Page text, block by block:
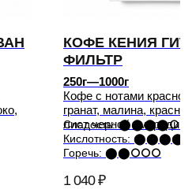
КОФЕ КЕНИЯ
ФИЛЬТР
250г—1000г
Кофе с нотами красное
гранат, малина,
лист черной смородины
Сладость: ⬤⬤⬤⬤⭘
Кислотность: ⬤⬤⬤⬤⬤
Горечь: ⬤⬤⭘⭘⭘
1 040 ₽
данных